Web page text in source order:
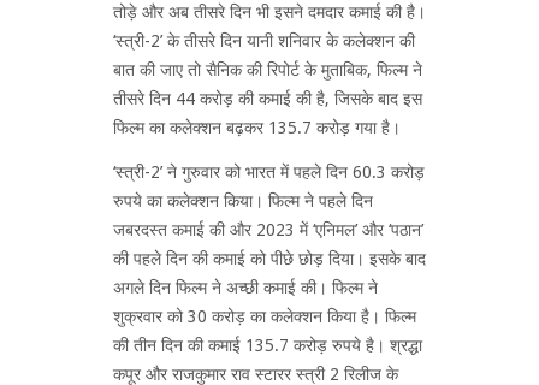
तोड़े और अब तीसरे दिन भी इसने दमदार कमाई की है।
‘स्त्री-2’ के तीसरे दिन यानी शनिवार के कलेक्शन की
बात की जाए तो सैनिक की रिपोर्ट के मुताबिक, फिल्म ने
तीसरे दिन 44 करोड़ की कमाई की है, जिसके बाद इस
फिल्म का कलेक्शन बढ़कर 135.7 करोड़ गया है।
‘स्त्री-2’ ने गुरुवार को भारत में पहले दिन 60.3 करोड़
रुपये का कलेक्शन किया। फिल्म ने पहले दिन
जबरदस्त कमाई की और 2023 में ‘एनिमल’ और ‘पठान’
की पहले दिन की कमाई को पीछे छोड़ दिया। इसके बाद
अगले दिन फिल्म ने अच्छी कमाई की। फिल्म ने
शुक्रवार को 30 करोड़ का कलेक्शन किया है। फिल्म
की तीन दिन की कमाई 135.7 करोड़ रुपये है। श्रद्धा
कपूर और राजकुमार राव स्टारर स्त्री 2 रिलीज के